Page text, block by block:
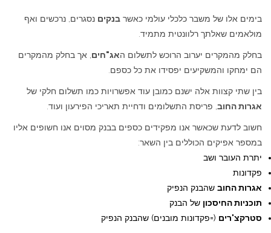
בימים אלו של משבר כלכלי עולמי כאשר בנקים נסגרים, נרכשים ואף
מולאמים שאלתך רלוונטית מתמיד.
בחלק מהמקרים יערוב הרוכש לתשלום האג"חים , אך בחלק מהמקרים
הם ימחקו והמשקיעים יפסידו את כל כספם.
בין שתי קצוות אלה ישנם כמובן עוד אפשרויות כמו תשלום חלקי של
אגרות החוב , פריסת התשלומים ודחיית תאריכי הפירעון ועוד.
חשוב לדעת שכאשר אנו מפקידים כספים בבנק מסוים אנו חשופים אליו
במספר אפיקים הכוללים בין השאר:
יתרת העובר ושב
פקדונות
אגרות החוב שהבנק הנפיק
תוכניות החיסכון של הבנק
סטרקצ'רים (=פקדונות מובנים) שהבנק הנפיק